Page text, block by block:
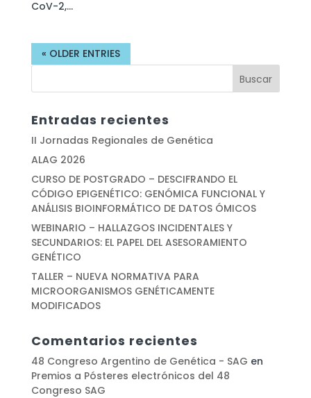
CoV-2,...
« OLDER ENTRIES
Entradas recientes
II Jornadas Regionales de Genética
ALAG 2026
CURSO DE POSTGRADO – DESCIFRANDO EL
CÓDIGO EPIGENÉTICO: GENÓMICA FUNCIONAL Y
ANÁLISIS BIOINFORMÁTICO DE DATOS ÓMICOS
WEBINARIO – HALLAZGOS INCIDENTALES Y
SECUNDARIOS: EL PAPEL DEL ASESORAMIENTO
GENÉTICO
TALLER – NUEVA NORMATIVA PARA
MICROORGANISMOS GENÉTICAMENTE
MODIFICADOS
Comentarios recientes
48 Congreso Argentino de Genética - SAG en
Premios a Pósteres electrónicos del 48
Congreso SAG